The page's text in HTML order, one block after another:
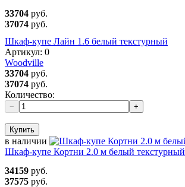
33704 руб.
37074 руб.
Шкаф-купе Лайн 1.6 белый текстурный
Артикул: 0
Woodville
33704 руб.
37074 руб.
Количество:
− +
Купить
в наличии
Шкаф-купе Кортни 2.0 м белый текстурный
34159 руб.
37575 руб.